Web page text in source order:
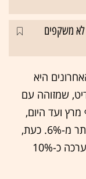
לא משקפים
היא
שמזוהה עם
ועד היום,
‏) ביותר מ-6%. כעת,
בצל הקפיצה במניות המם, היא מוסיפה לערכה כ-10%